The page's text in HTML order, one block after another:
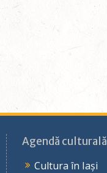
Agendă culturală
Cultura în Iași